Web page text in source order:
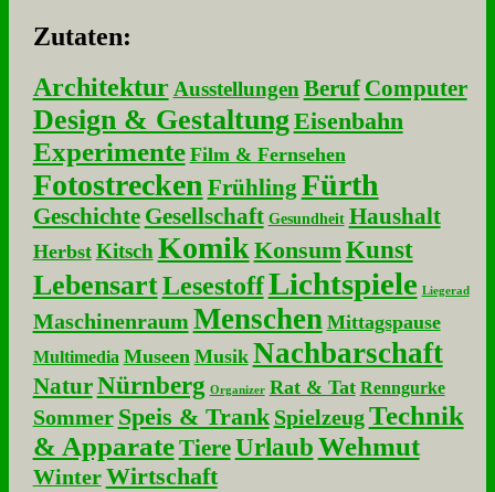
Zu­ta­ten:
Architektur Ausstellungen Beruf Computer
Design & GestaltungEisenbahn
Experimente Film & Fernsehen
Fotostrecken Frühling Fürth
Geschichte Gesellschaft Gesundheit Haushalt
Herbst Kitsch KomikKonsumKunst
LebensartLesestoffLichtspiele Liegerad
Maschinenraum Menschen Mittagspause
Multimedia Museen Musik Nachbarschaft
NaturNürnberg Organizer Rat & Tat Renngurke
Sommer Speis & Trank Spielzeug Technik
& Apparate Tiere UrlaubWehmut
Winter Wirtschaft